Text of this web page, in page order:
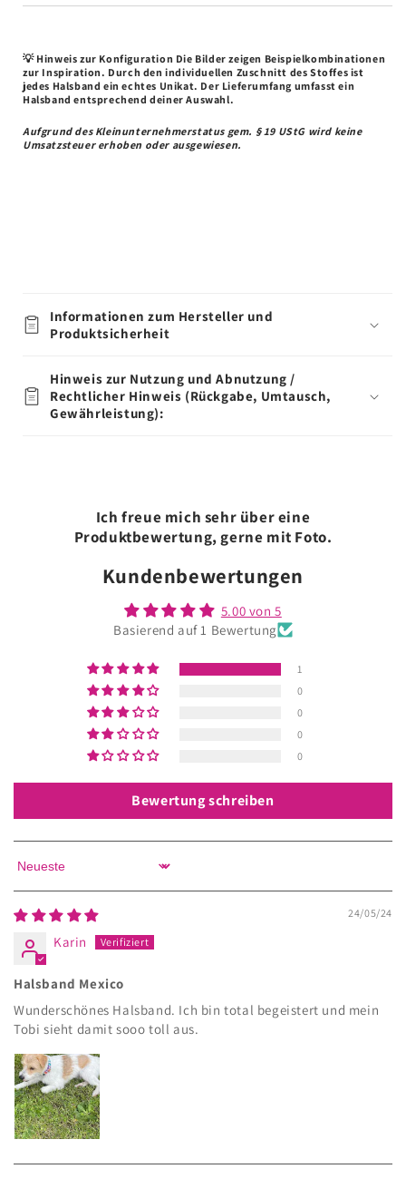
💡 Hinweis zur Konfiguration Die Bilder zeigen Beispielkombinationen
zur Inspiration. Durch den individuellen Zuschnitt des Stoffes ist
jedes Halsband ein echtes Unikat. Der Lieferumfang umfasst ein
Halsband entsprechend deiner Auswahl.
Aufgrund des Kleinunternehmerstatus gem. § 19 UStG wird keine
Umsatzsteuer erhoben oder ausgewiesen.
Informationen zum Hersteller und
Produktsicherheit
Hinweis zur Nutzung und Abnutzung /
Rechtlicher Hinweis (Rückgabe, Umtausch,
Gewährleistung):
Ich freue mich sehr über eine
Produktbewertung, gerne mit Foto.
Kundenbewertungen
5.00 von 5
Basierend auf 1 Bewertung
1
0
0
0
0
Bewertung schreiben
Sort by
24/05/24
Karin
Halsband Mexico
Wunderschönes Halsband. Ich bin total begeistert und mein
Tobi sieht damit sooo toll aus.